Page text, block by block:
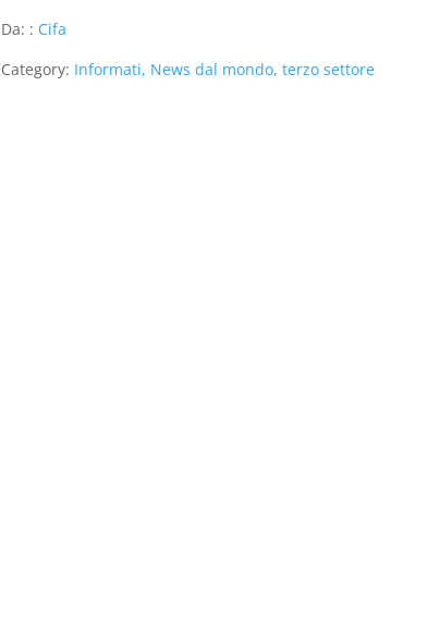
Da: : Cifa
Category: Informati, News dal mondo, terzo settore